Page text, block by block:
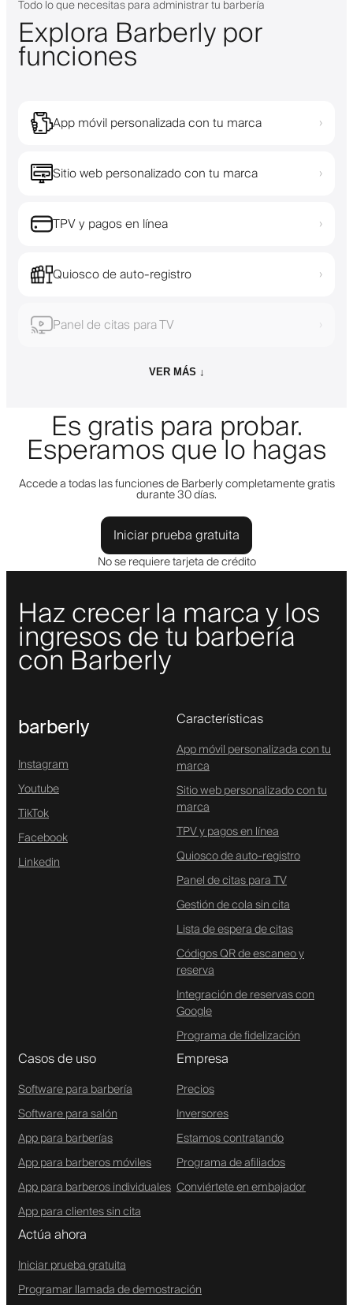
Todo lo que necesitas para administrar tu barbería
Explora Barberly por
funciones
App móvil personalizada con tu marca ›
Sitio web personalizado con tu marca ›
TPV y pagos en línea ›
Quiosco de auto-registro ›
Panel de citas para TV ›
VER MÁS ↓
Es gratis para probar.
Esperamos que lo hagas
Accede a todas las funciones de Barberly completamente gratis
durante 30 días.
Iniciar prueba gratuita
No se requiere tarjeta de crédito
Haz crecer la marca y los
ingresos de tu barbería
con Barberly
barberly
Instagram
Youtube
TikTok
Facebook
Linkedin
Características
App móvil personalizada con tu
marca
Sitio web personalizado con tu
marca
TPV y pagos en línea
Quiosco de auto-registro
Panel de citas para TV
Gestión de cola sin cita
Lista de espera de citas
Códigos QR de escaneo y
reserva
Integración de reservas con
Google
Programa de fidelización
Casos de uso
Software para barbería
Software para salón
App para barberías
App para barberos móviles
App para barberos individuales
App para clientes sin cita
Empresa
Precios
Inversores
Estamos contratando
Programa de afiliados
Conviértete en embajador
Actúa ahora
Iniciar prueba gratuita
Programar llamada de demostración